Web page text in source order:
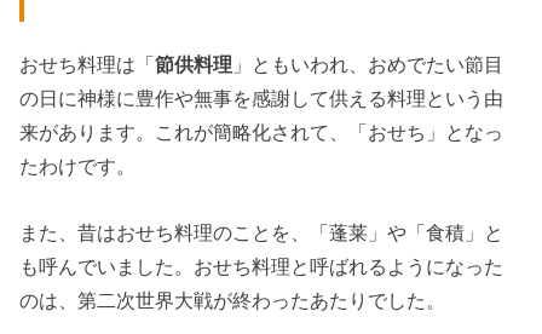
おせち料理は「節供料理 」ともいわれ、おめでたい節目
の日に神様に豊作や無事を感謝して供える料理という由
来があります。これが簡略化されて、「おせち」となっ
たわけです。
また、昔はおせち料理のことを、「蓬莱」や「食積」と
も呼んでいました。おせち料理と呼ばれるようになった
のは、第二次世界大戦が終わったあたりでした。